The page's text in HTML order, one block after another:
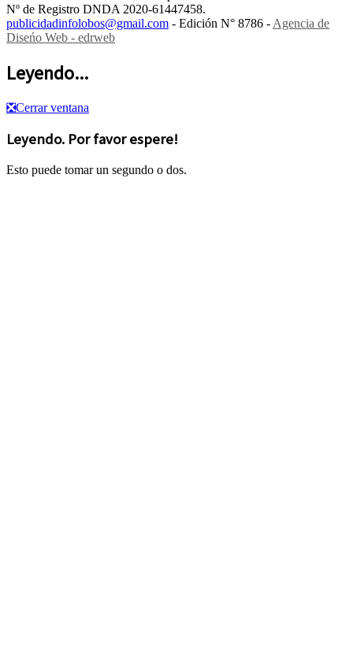
Nº de Registro DNDA 2020-61447458.
publicidadinfolobos@gmail.com - Edición N° 8786 -Agencia de
Diseńo Web - edrweb
Leyendo...
❎Cerrar ventana
Leyendo. Por favor espere!
Esto puede tomar un segundo o dos.